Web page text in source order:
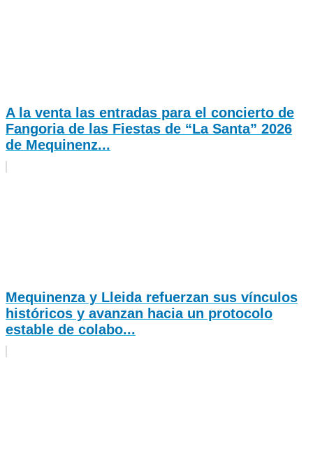
A la venta las entradas para el concierto de
Fangoria de las Fiestas de “La Santa” 2026
de Mequinenz...
Mequinenza y Lleida refuerzan sus vínculos
históricos y avanzan hacia un protocolo
estable de colabo...